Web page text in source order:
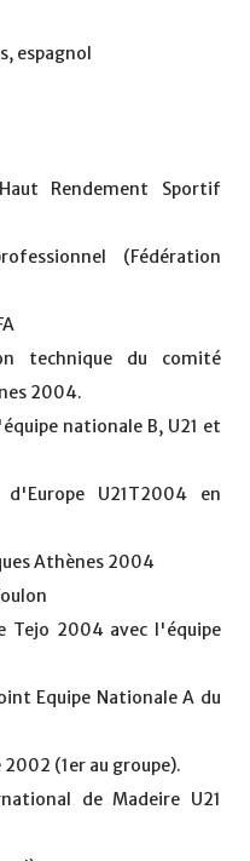
espagnol
Rendement Sportif
(Fédération
technique du comité
2004.
nationale B, U21 et
U21T2004 en
Athènes 2004
Tejo 2004 avec l'équipe
Equipe Nationale A du
(1er au groupe).
de Madeire U21